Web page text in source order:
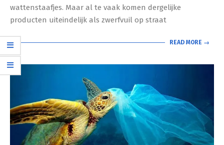
wattenstaafjes. Maar al te vaak komen dergelijke
producten uiteindelijk als zwerfvuil op straat
READ MORE →